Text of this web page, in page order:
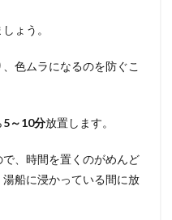
ょう。
色ムラになるのを防ぐこ
5～10分放置します。
、時間を置くのがめんど
船に浸かっている間に放